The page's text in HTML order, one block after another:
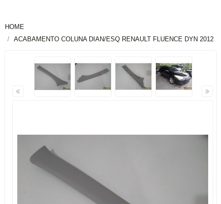
HOME
ACABAMENTO COLUNA DIAN/ESQ RENAULT FLUENCE DYN 2012